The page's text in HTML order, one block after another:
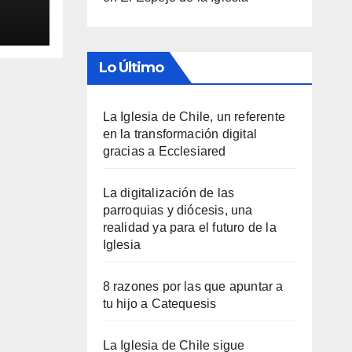
Lo Último
La Iglesia de Chile, un referente
en la transformación digital
gracias a Ecclesiared
La digitalización de las
parroquias y diócesis, una
realidad ya para el futuro de la
Iglesia
8 razones por las que apuntar a
tu hijo a Catequesis
La Iglesia de Chile sigue